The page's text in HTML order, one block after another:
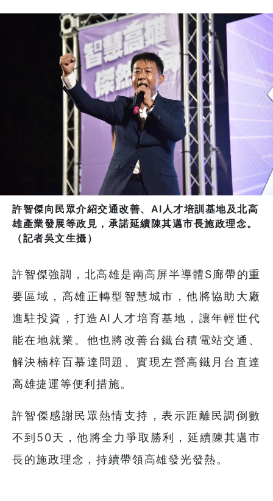
許智傑向民眾介紹交通改善、AI人才培訓基地及北高
雄產業發展等政見，承諾延續陳其邁市長施政理念。
（記者吳文生攝）
許智傑強調，北高雄是南高屏半導體S廊帶的重
要區域，高雄正轉型智慧城市，他將協助大廠
進駐投資，打造AI人才培育基地，讓年輕世代
能在地就業。他也將改善台鐵台積電站交通、
解決楠梓百慕達問題、實現左營高鐵月台直達
高雄捷運等便利措施。
許智傑感謝民眾熱情支持，表示距離民調倒數
不到50天，他將全力爭取勝利，延續陳其邁市
長的施政理念，持續帶領高雄發光發熱。